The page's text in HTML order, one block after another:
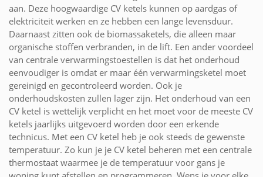
aan. Deze hoogwaardige CV ketels kunnen op aardgas of
elektriciteit werken en ze hebben een lange levensduur.
Daarnaast zitten ook de biomassaketels, die alleen maar
organische stoffen verbranden, in de lift. Een ander voordeel
van centrale verwarmingstoestellen is dat het onderhoud
eenvoudiger is omdat er maar één verwarmingsketel moet
gereinigd en gecontroleerd worden. Ook je
onderhoudskosten zullen lager zijn. Het onderhoud van een
CV ketel is wettelijk verplicht en het moet voor de meeste CV
ketels jaarlijks uitgevoerd worden door een erkende
technicus. Met een CV ketel heb je ook steeds de gewenste
temperatuur. Zo kun je je CV ketel beheren met een centrale
thermostaat waarmee je de temperatuur voor gans je